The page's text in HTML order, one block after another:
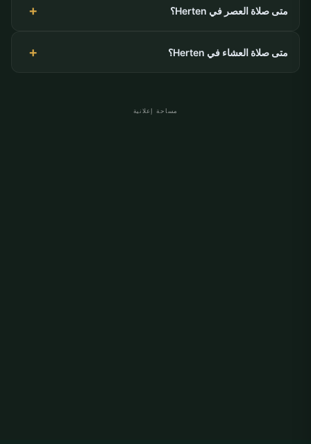
متى صلاة العصر في Herten؟
متى صلاة العشاء في Herten؟
مساحة إعلانية